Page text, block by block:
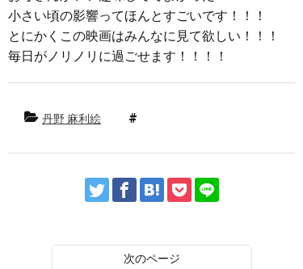
小さい頃の影響ってほんとすごいです！！！
とにかくこの映画はみんなに見て欲しい！！！
毎日がノリノリに過ごせます！！！！
丹野 麻利絵